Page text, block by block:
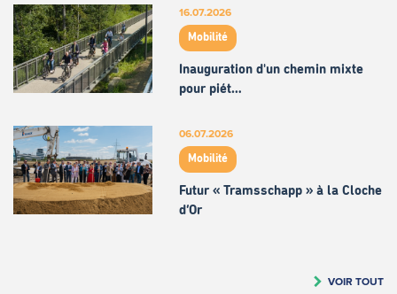
16.07.2026
Mobilité
Inauguration d'un chemin mixte
pour piét…
06.07.2026
Mobilité
Futur « Tramsschapp » à la Cloche
d’Or
VOIR TOUT